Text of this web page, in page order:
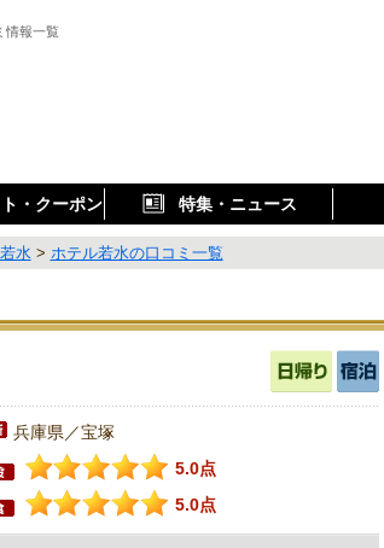
情報一覧
・クーポン 特集・ニュース
水> ホテル若水の口コミ一覧
兵庫県／宝塚
5.0点
5.0点